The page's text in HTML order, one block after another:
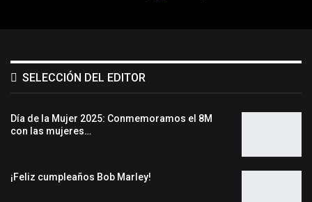
SELECCIÓN DEL EDITOR
Día de la Mujer 2025: Conmemoramos el 8M
con las mujeres…
¡Feliz cumpleaños Bob Marley!